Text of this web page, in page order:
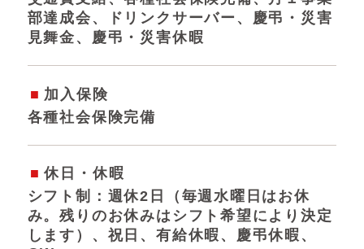
部達成会、ドリンクサーバー、慶弔・災害
見舞金、慶弔・災害休暇
加入保険
各種社会保険完備
休日・休暇
シフト制：週休2日（毎週水曜日はお休
み。残りのお休みはシフト希望により決定
します）、祝日、有給休暇、慶弔休暇、